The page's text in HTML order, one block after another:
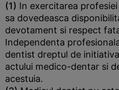
(1) In exercitarea
sa dovedeasca
devotament si respect
Independenta
dentist dreptul de
actului medico-dentar si
acestuia.